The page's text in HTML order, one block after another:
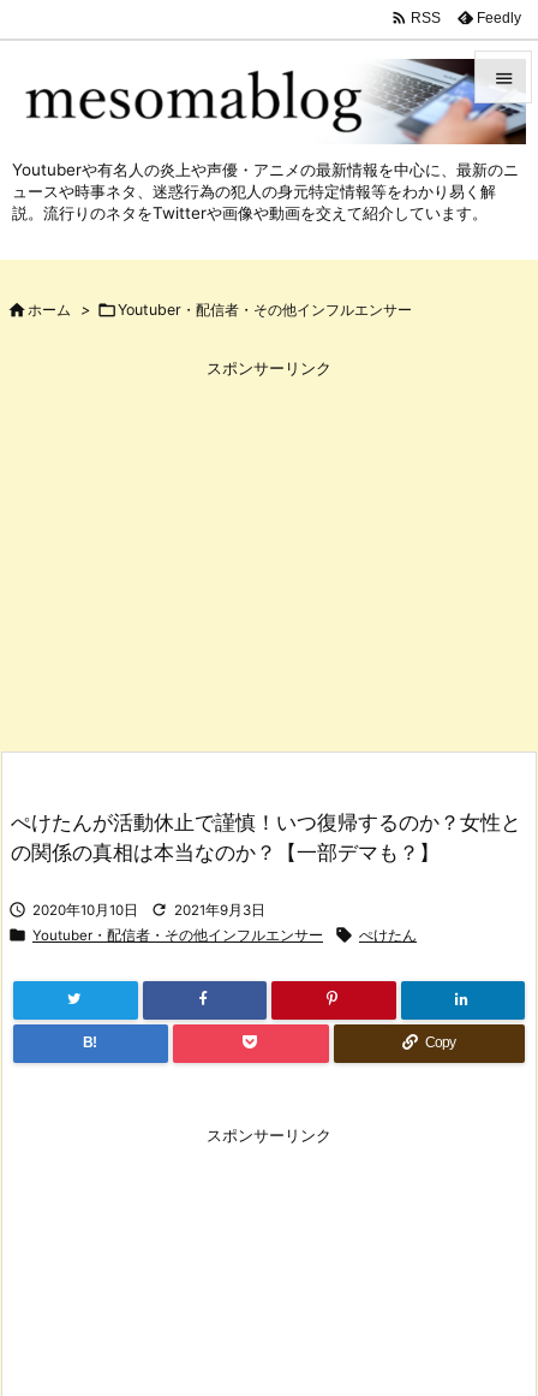



 RSS Feedly
Youtuberや有名人の炎上や声優・アニメの最新情報を中心に、最新のニ
ュースや時事ネタ、迷惑行為の犯人の身元特定情報等をわかり易く解
説。流行りのネタをTwitterや画像や動画を交えて紹介しています。
 ホーム > Youtuber・配信者・その他インフルエンサー
スポンサーリンク
ぺけたんが活動休止で謹慎！いつ復帰するのか？女性と
の関係の真相は本当なのか？【一部デマも？】
 2020年10月10日  2021年9月3日
 Youtuber・配信者・その他インフルエンサー  ぺけたん
B! Copy
スポンサーリンク